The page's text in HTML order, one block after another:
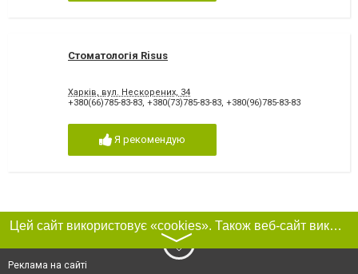
Стоматологія Risus
Харків, вул. Нескорених, 34
+380(66)785-83-83, +380(73)785-83-83, +380(96)785-83-83
Я рекомендую
Цей сайт використовує «cookies». Також веб-сайт використовує інтернет-сервіс для збору технічних даних стосовно відвідувачів з метою отримання маркетингової та статистичної інформації. Умови обробки даних відвідувачів сайту див.
〉
Реклама на сайті